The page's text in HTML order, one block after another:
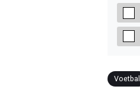
Voetbal